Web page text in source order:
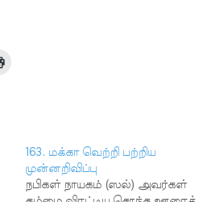
163. மக்கா வெற்றி பற்றிய
முன்னறிவிப்பு
நபிகள் நாயகம் (ஸல்) அவர்கள்